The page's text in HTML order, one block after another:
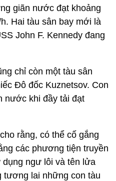
giãn nước đạt khoảng
Hai tàu sân bay mới là
John F. Kennedy đang
chỉ còn một tàu sân
Đô đốc Kuznetsov. Con
nước khi đầy tải đạt
rằng, có thể cố gắng
các phương tiện truyền
ngư lôi và tên lửa
tương lai những con tàu